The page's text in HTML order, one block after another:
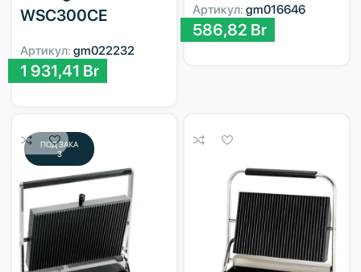
WSC300CE
Артикул: gm022232
1 931,41 Br
Артикул: gm016646
586,82 Br
ПОД ЗАКА
З